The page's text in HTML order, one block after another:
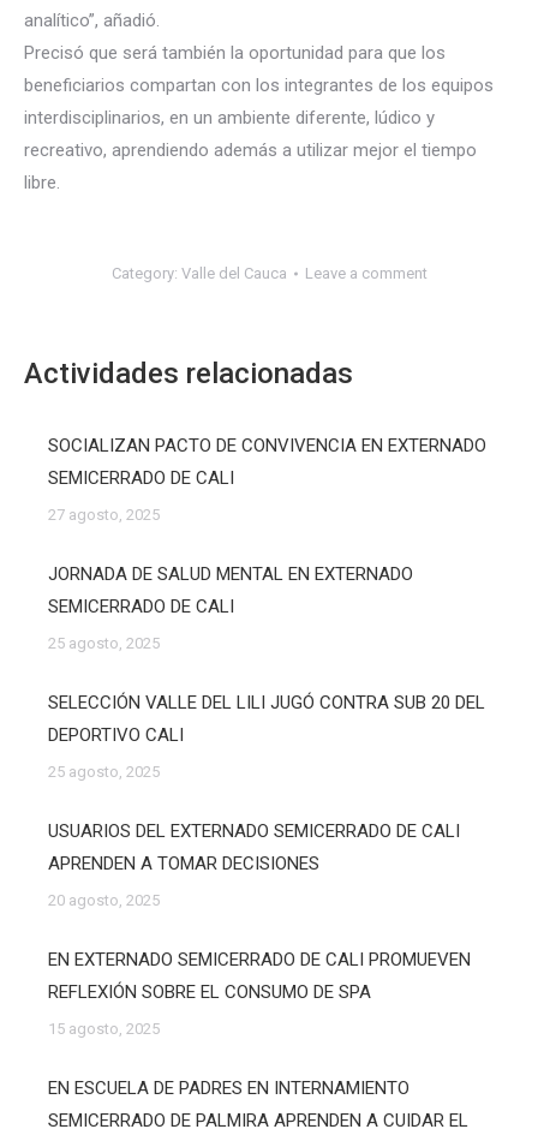
analítico”, añadió.
Precisó que será también la oportunidad para que los
beneficiarios compartan con los integrantes de los equipos
interdisciplinarios, en un ambiente diferente, lúdico y
recreativo, aprendiendo además a utilizar mejor el tiempo
libre.
Category: Valle del Cauca Leave a comment
Actividades relacionadas
SOCIALIZAN PACTO DE CONVIVENCIA EN EXTERNADO
SEMICERRADO DE CALI
27 agosto, 2025
JORNADA DE SALUD MENTAL EN EXTERNADO
SEMICERRADO DE CALI
25 agosto, 2025
SELECCIÓN VALLE DEL LILI JUGÓ CONTRA SUB 20 DEL
DEPORTIVO CALI
25 agosto, 2025
USUARIOS DEL EXTERNADO SEMICERRADO DE CALI
APRENDEN A TOMAR DECISIONES
20 agosto, 2025
EN EXTERNADO SEMICERRADO DE CALI PROMUEVEN
REFLEXIÓN SOBRE EL CONSUMO DE SPA
15 agosto, 2025
EN ESCUELA DE PADRES EN INTERNAMIENTO
SEMICERRADO DE PALMIRA APRENDEN A CUIDAR EL